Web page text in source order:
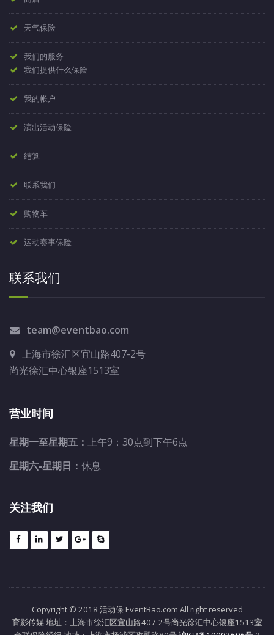
天气保险
我们的服务
我们提供什么保险
我的帐户
演出活动保险
结算
联系我们
购物车
运动赛事保险
联系我们
team@eventbao.com
上海市徐汇区宜山路407-2号
尚光徐汇中心银座1513室
营业时间
星期一至星期五： 上午9：30点到下午6点
星期六-星期日： 休息
关注我们
Copyright © 2018 活动保 EventBao.com All right reserved
育影传媒 地址：上海市徐汇区宜山路407-2号尚光徐汇中心银座1513室